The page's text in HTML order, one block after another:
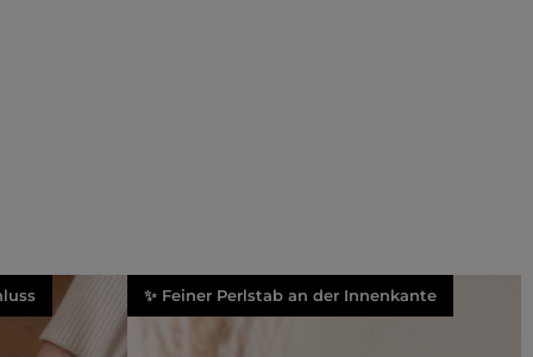
✨ Feiner Perlstab an der Innenkante